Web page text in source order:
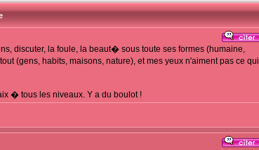
discuter, la foule, la beaut� sous toute ses formes (humaine,
(gens, habits, maisons, nature), et mes yeux n'aiment pas ce qui
� tous les niveaux. Y a du boulot !